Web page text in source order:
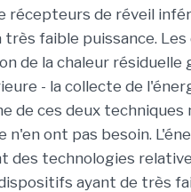
récepteurs de réveil
faible puissance.
de la chaleur résiduelle
- la collecte de
de ces deux techniques
n'en ont pas besoin.
des technologies
ayant de très